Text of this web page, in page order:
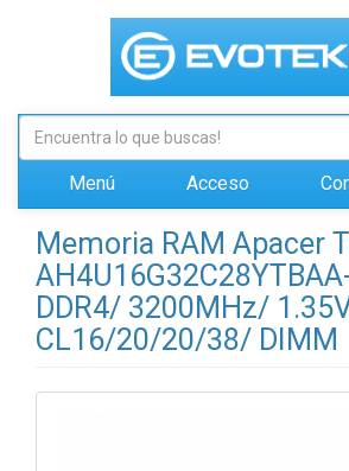
Menú Acceso
Memoria RAM Apacer
DDR4/ 3200MHz/
CL16/20/20/38/ DIMM